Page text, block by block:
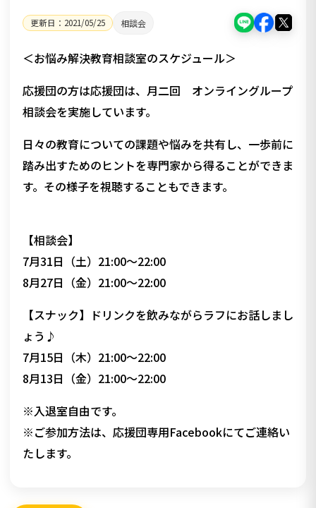
更新日： 2021/05/25 相談会
＜お悩み解決教育相談室のスケジュール＞
応援団の方は応援団は、月二回 オンライングループ
相談会を実施しています。
日々の教育についての課題や悩みを共有し、一歩前に
踏み出すためのヒントを専門家から得ることができま
す。その様子を視聴することもできます。
【相談会】
7月31日（土）21:00～22:00
8月27日（金）21:00～22:00
【スナック】ドリンクを飲みながらラフにお話しまし
ょう♪
7月15日（木）21:00～22:00
8月13日（金）21:00～22:00
※入退室自由です。
※ご参加方法は、応援団専用Facebookにてご連絡い
たします。